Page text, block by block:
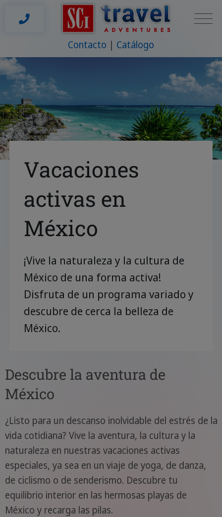
Contacto Catálogo
Vacaciones
activas en
México
¡Vive la naturaleza y la cultura de
México de una forma activa!
Disfruta de un programa variado y
descubre de cerca la belleza de
México.
Descubre la aventura de
México
¿Listo para un descanso inolvidable del estrés de la
vida cotidiana? Vive la aventura, la cultura y la
naturaleza en nuestras vacaciones activas
especiales, ya sea en un viaje de yoga, de danza,
de ciclismo o de senderismo. Descubre tu
equilibrio interior en las hermosas playas de
México y recarga las pilas.